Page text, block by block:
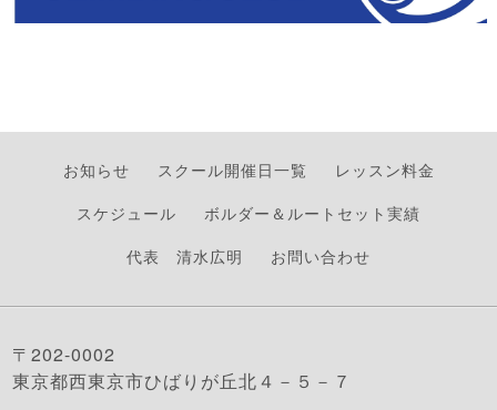
お知らせ スクール開催日一覧
レッスン料金
スケジュール
ボルダー＆ルートセット実績
代表 清水広明
お問い合わせ
〒202-0002
東京都西東京市ひばりが丘北４－５－７